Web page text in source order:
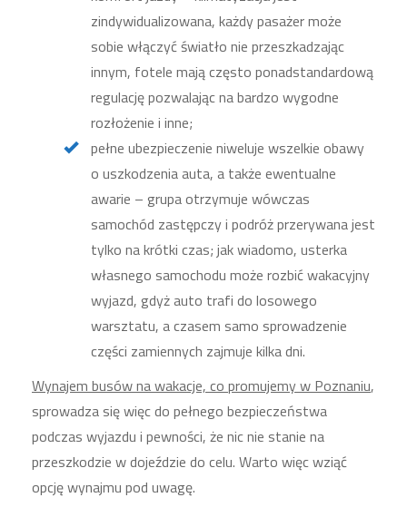
zindywidualizowana, każdy pasażer może
sobie włączyć światło nie przeszkadzając
innym, fotele mają często ponadstandardową
regulację pozwalając na bardzo wygodne
rozłożenie i inne;
pełne ubezpieczenie niweluje wszelkie obawy
o uszkodzenia auta, a także ewentualne
awarie – grupa otrzymuje wówczas
samochód zastępczy i podróż przerywana jest
tylko na krótki czas; jak wiadomo, usterka
własnego samochodu może rozbić wakacyjny
wyjazd, gdyż auto trafi do losowego
warsztatu, a czasem samo sprowadzenie
części zamiennych zajmuje kilka dni.
Wynajem busów na wakacje, co promujemy w Poznaniu,
sprowadza się więc do pełnego bezpieczeństwa
podczas wyjazdu i pewności, że nic nie stanie na
przeszkodzie w dojeździe do celu. Warto więc wziąć
opcję wynajmu pod uwagę.